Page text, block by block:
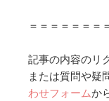
＝＝＝＝＝＝＝
記事の内容のリ
または質問や疑
わせフォームか